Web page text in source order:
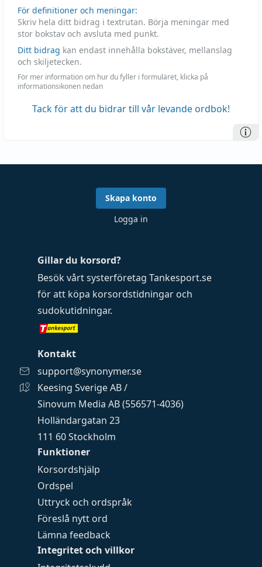
För definitioner och meningar:
Skriv hela ditt bidrag i textrutan. Börja meningar med
stor bokstav och avsluta med punkt.
Ditt bidrag kan endast innehålla bokstäver, mellanslag
och skiljetecken.
För mer information om hur du fyller i formuläret, klicka på
informationsikonen nedan
Tack för att du bidrar till vår levande ordbok!
Funktioner
Korsordshjälp
Ordspel
Uttryck och ordspråk
Föreslå nytt ord
Lämna feedback
Integritet och villkor
Gillar du korsord?
Besök vårt systerföretag Tankesport.se
för att köpa korsordstidningar och
sudokutidningar.
Kontakt
support@synonymer.se
Keesing Sverige AB /
Sinovum Media AB (556571-4036)
Holländargatan 23
111 60 Stockholm
Skapa konto
Logga in